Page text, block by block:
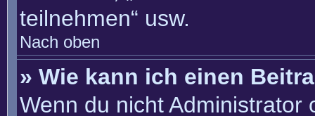
teilnehmen“ usw.
Nach oben
» Wie kann ich einen
Wenn du nicht